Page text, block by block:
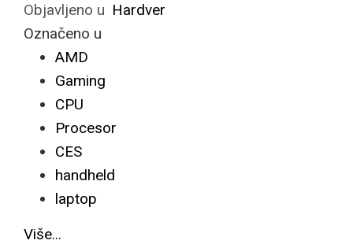
Objavljeno u Hardver
Označeno u
AMD
Gaming
CPU
Procesor
CES
handheld
laptop
Više...